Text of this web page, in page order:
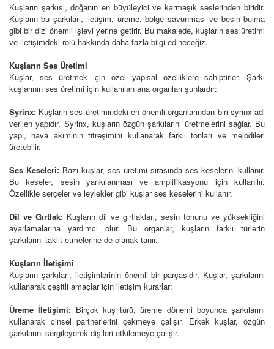
Kuşların şarkısı, doğanın en büyüleyici ve karmaşık seslerinden biridir.
Kuşların bu şarkıları, iletişim, üreme, bölge savunması ve besin bulma
gibi bir dizi önemli işlevi yerine getirir. Bu makalede, kuşların ses üretimi
ve iletişimdeki rolü hakkında daha fazla bilgi edineceğiz.
Kuşların Ses Üretimi
Kuşlar, ses üretmek için özel yapısal özelliklere sahiptirler. Şarkı
kuşlarının ses üretimi için kullanılan ana organları şunlardır:
Syrinx: Kuşların ses üretimindeki en önemli organlarından biri syrinx adı
verilen yapıdır. Syrinx, kuşların özgün şarkılarını üretmelerini sağlar. Bu
yapı, hava akımının titreşimini kullanarak farklı tonları ve melodileri
üretebilir.
Ses Keseleri: Bazı kuşlar, ses üretimi sırasında ses keselerini kullanır.
Bu keseler, sesin yankılanması ve amplifikasyonu için kullanılır.
Özellikle serçeler ve leylekler gibi kuşlar ses keselerini kullanır.
Dil ve Gırtlak: Kuşların dil ve gırtlakları, sesin tonunu ve yüksekliğini
ayarlamalarına yardımcı olur. Bu organlar, kuşların farklı türlerin
şarkılarını taklit etmelerine de olanak tanır.
Kuşların İletişimi
Kuşların şarkıları, iletişimlerinin önemli bir parçasıdır. Kuşlar, şarkılarını
kullanarak çeşitli amaçlar için iletişim kurarlar:
Üreme İletişimi: Birçok kuş türü, üreme dönemi boyunca şarkılarını
kullanarak cinsel partnerlerini çekmeye çalışır. Erkek kuşlar, özgün
şarkılarını sergileyerek dişileri etkilemeye çalışır.